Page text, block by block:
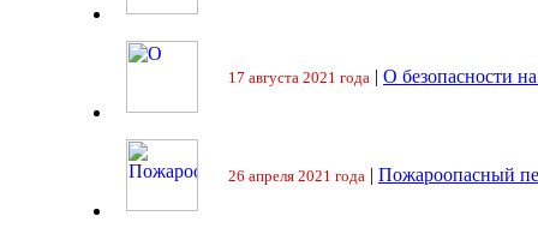
17 августа 2021 года | О безопасности
26 апреля 2021 года | Пожароопасный